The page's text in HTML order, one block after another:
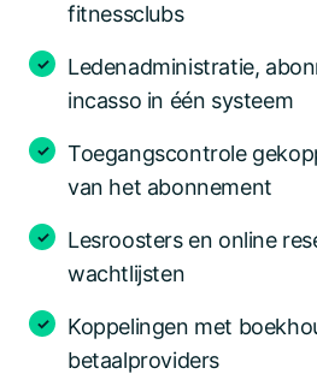
fitnessclubs
Ledenadministratie,
incasso in één systeem
Toegangscontrole
van het abonnement
Lesroosters en online
wachtlijsten
Koppelingen met
betaalproviders